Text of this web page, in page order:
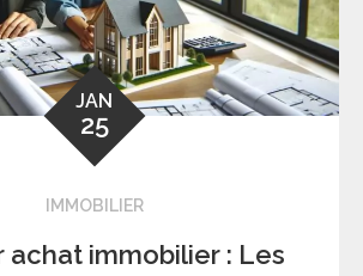
JAN
25
IMMOBILIER
achat immobilier : Les